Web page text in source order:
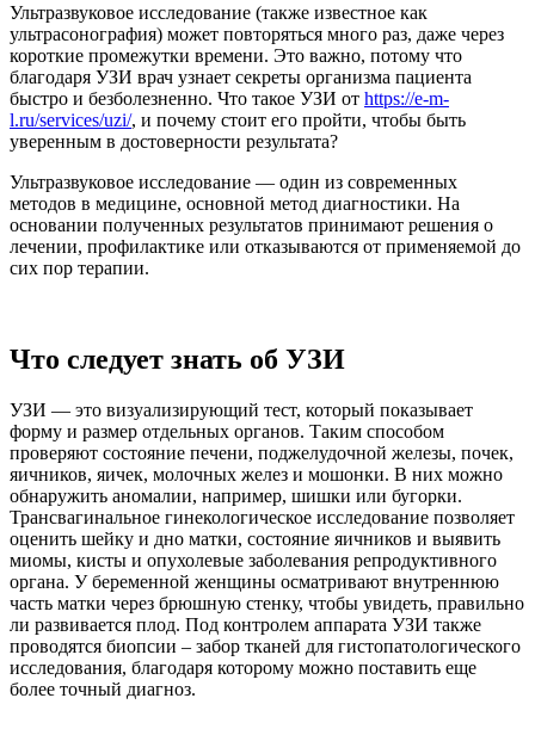
Ультразвуковое исследование (также известное как
ультрасонография) может повторяться много раз, даже через
короткие промежутки времени. Это важно, потому что
благодаря УЗИ врач узнает секреты организма пациента
быстро и безболезненно. Что такое УЗИ от https://e-m-
l.ru/services/uzi/, и почему стоит его пройти, чтобы быть
уверенным в достоверности результата?
Ультразвуковое исследование — один из современных
методов в медицине, основной метод диагностики. На
основании полученных результатов принимают решения о
лечении, профилактике или отказываются от применяемой до
сих пор терапии.
Что следует знать об УЗИ
УЗИ — это визуализирующий тест, который показывает
форму и размер отдельных органов. Таким способом
проверяют состояние печени, поджелудочной железы, почек,
яичников, яичек, молочных желез и мошонки. В них можно
обнаружить аномалии, например, шишки или бугорки.
Трансвагинальное гинекологическое исследование позволяет
оценить шейку и дно матки, состояние яичников и выявить
миомы, кисты и опухолевые заболевания репродуктивного
органа. У беременной женщины осматривают внутреннюю
часть матки через брюшную стенку, чтобы увидеть, правильно
ли развивается плод. Под контролем аппарата УЗИ также
проводятся биопсии – забор тканей для гистопатологического
исследования, благодаря которому можно поставить еще
более точный диагноз.